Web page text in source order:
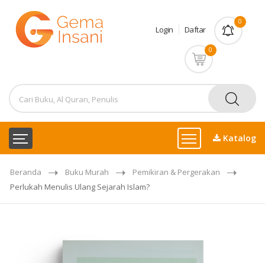
Login Daftar
0
0
Katalog
Beranda Buku Murah
Pemikiran & Pergerakan
Perlukah Menulis Ulang Sejarah Islam?